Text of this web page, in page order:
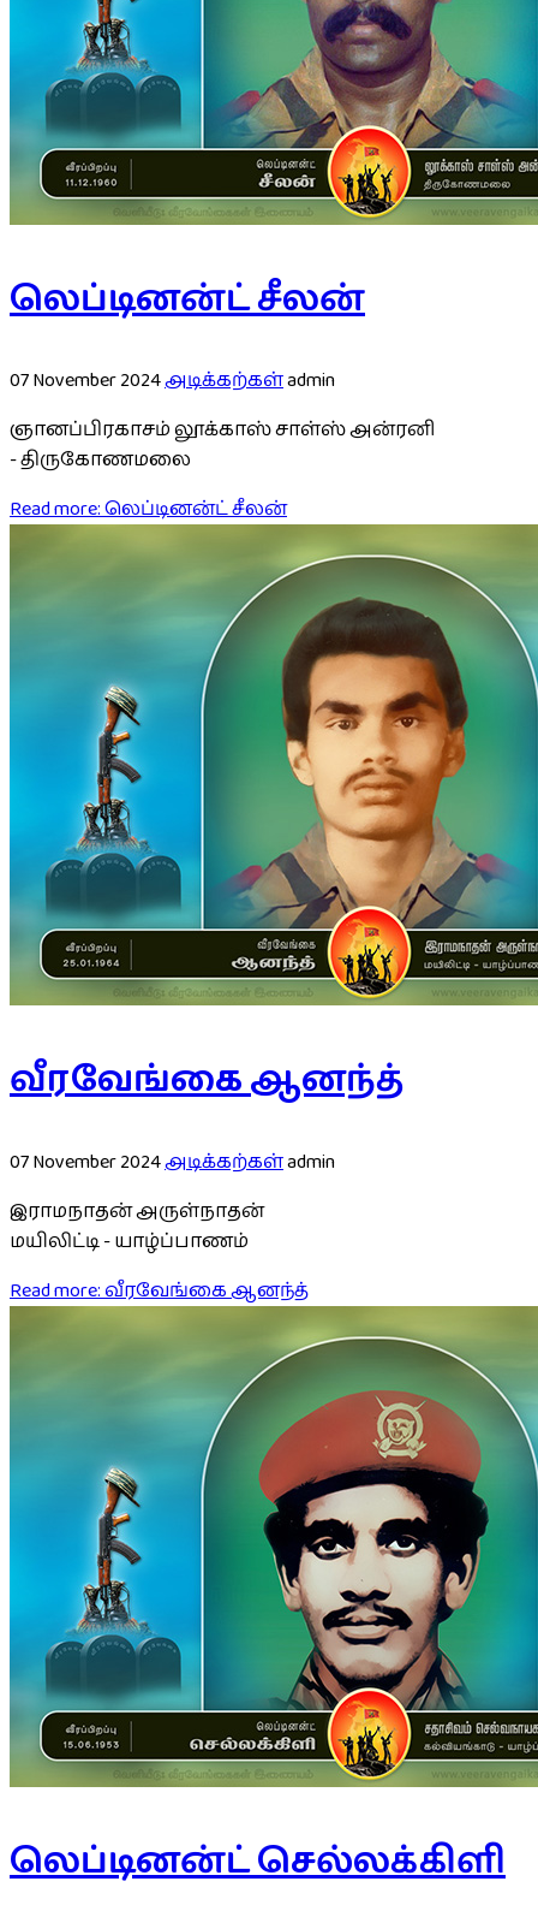
லெப்டினன்ட் சீலன்
07 November 2024அடிக்கற்கள்admin
ஞானப்பிரகாசம் லூக்காஸ் சாள்ஸ் அன்ரனி
- திருகோணமலை
Read more: லெப்டினன்ட் சீலன்
வீரவேங்கை ஆனந்த்
07 November 2024அடிக்கற்கள்admin
இராமநாதன் அருள்நாதன்
மயிலிட்டி - யாழ்ப்பாணம்
Read more: வீரவேங்கை ஆனந்த்
லெப்டினன்ட் செல்லக்கிளி